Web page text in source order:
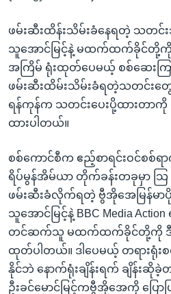
သို့
ကျော်
ရန်
ဖမ်းဆီးထိန်းသိမ်းခံနေရတဲ့ သတင်း
သူအောင်မြင့်နဲ့ မထက်ထက်ခိုင်တို့
အကြိမ် ရုံးထုတ်ပေမယ့် စစ်ဆေးကြာ
ဖမ်းဆီးထိမ်းသိမ်းခံရတဲ့သတင်းတွ
ရန်ကုန်က သတင်းပေးပို့ထားတာကို
ထားပါတယ်။
စစ်ကောင်စီက ဧည့်စာရင်းဝင်စစ်ရ
ရိပ်မွန်အိမ်ယာ တိုက်ခန်းတခုမှာ သ
ဖမ်းဆီးခံလိုက်ရတဲ့ ဗွီအိုအေမြန်မာပို
သူအောင်မြင့်နဲ့ BBC Media
တင်ဆက်သူ မထက်ထက်ခိုင်တို့ကို ဒီက
ထုတ်ပါတယ်။ ဒါပေမယ့် တရားရုံးစ
နိုင်ဘဲ နောက်ရုံးချိန်းရက် ချိန်း
ဦးခင်မောင်မြင့်ကဗွီအိုအေကို ပြော